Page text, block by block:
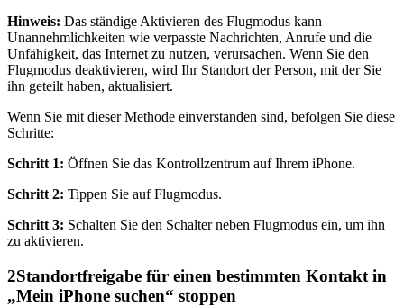
Hinweis: Das ständige Aktivieren des Flugmodus kann
Unannehmlichkeiten wie verpasste Nachrichten, Anrufe und die
Unfähigkeit, das Internet zu nutzen, verursachen. Wenn Sie den
Flugmodus deaktivieren, wird Ihr Standort der Person, mit der Sie
ihn geteilt haben, aktualisiert.
Wenn Sie mit dieser Methode einverstanden sind, befolgen Sie diese
Schritte:
Schritt 1: Öffnen Sie das Kontrollzentrum auf Ihrem iPhone.
Schritt 2: Tippen Sie auf Flugmodus.
Schritt 3: Schalten Sie den Schalter neben Flugmodus ein, um ihn
zu aktivieren.
2Standortfreigabe für einen bestimmten Kontakt in
„Mein iPhone suchen“ stoppen